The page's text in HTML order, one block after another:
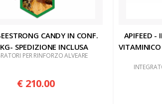
CANDY IN CONF.
SPEDIZIONE INCLUSA
PER RINFORZO ALVEARE
€ 210.00
APIFEED -